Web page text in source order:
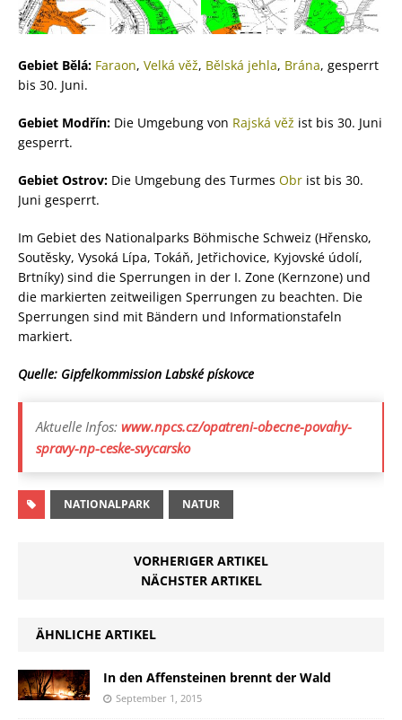
Gebiet Bělá: Faraon, Velká věž, Bělská jehla, Brána, gesperrt
bis 30. Juni.
Gebiet Modřín: Die Umgebung von Rajská věž ist bis 30. Juni
gesperrt.
Gebiet Ostrov: Die Umgebung des Turmes Obr ist bis 30.
Juni gesperrt.
Im Gebiet des Nationalparks Böhmische Schweiz (Hřensko,
Soutěsky, Vysoká Lípa, Tokáň, Jetřichovice, Kyjovské údolí,
Brtníky) sind die Sperrungen in der I. Zone (Kernzone) und
die markierten zeitweiligen Sperrungen zu beachten. Die
Sperrungen sind mit Bändern und Informationstafeln
markiert.
Quelle: Gipfelkommission Labské pískovce
Aktuelle Infos: www.npcs.cz/opatreni-obecne-povahy-
spravy-np-ceske-svycarsko
NATIONALPARK NATUR
VORHERIGER ARTIKEL
NÄCHSTER ARTIKEL
ÄHNLICHE ARTIKEL
In den Affensteinen brennt der Wald
September 1, 2015